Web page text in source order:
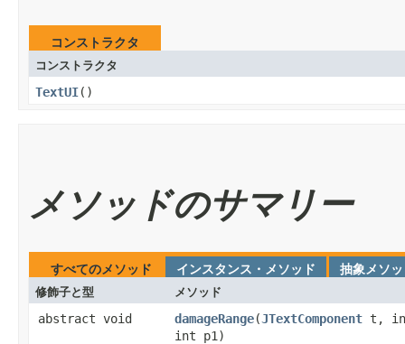
コンストラクタ
コンストラクタ
TextUI​()
メソッドのサマリー
すべてのメソッド インスタンス・メソッド
抽象メソ
修飾子と型
メソッド
abstract void damageRange​(JTextComponent t,
int p1)